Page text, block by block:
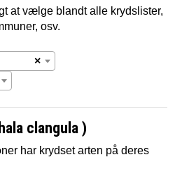
at vælge blandt alle krydslister,
osv.
×
clangula )
har krydset arten på deres